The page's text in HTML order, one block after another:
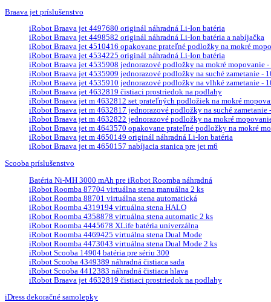
Braava jet príslušenstvo
iRobot Braava jet 4497680 originál náhradná Li-Ion batéria
iRobot Braava jet 4498582 originál náhradná Li-Ion batéria a nabíjačka
iRobot Braava jet 4510416 opakovane prateľné podložky na mokré
iRobot Braava jet 4534225 originál náhradná Li-Ion batéria
iRobot Braava jet 4535908 jednorazové podložky na mokré mopovanie
iRobot Braava jet 4535909 jednorazové podložky na suché zametanie -
iRobot Braava jet 4535910 jednorazové podložky na vlhké zametanie -
iRobot Braava jet 4632819 čistiaci prostriedok na podlahy
iRobot Braava jet m 4632812 set prateľných podložiek na mokré
iRobot Braava jet m 4632817 jednorazové podložky na suché zametanie
iRobot Braava jet m 4632822 jednorazové podložky na mokré
iRobot Braava jet m 4643570 opakovane prateľné podložky na mokré
iRobot Braava jet m 4650149 originál náhradná Li-Ion batéria
iRobot Braava jet m 4650157 nabíjacia stanica pre jet m6
Scooba príslušenstvo
Batéria Ni-MH 3000 mAh pre iRobot Roomba náhradná
iRobot Roomba 87704 virtuálna stena manuálna 2 ks
iRobot Roomba 88701 virtuálna stena automatická
iRobot Roomba 4319194 virtuálna stena HALO
iRobot Roomba 4358878 virtuálna stena automatic 2 ks
iRobot Roomba 4445678 XLife batéria univerzálna
iRobot Roomba 4469425 virtuálna stena Dual Mode
iRobot Roomba 4473043 virtuálna stena Dual Mode 2 ks
iRobot Scooba 14904 batéria pre sériu 300
iRobot Scooba 4349389 náhradná čistiaca sada
iRobot Scooba 4412383 náhradná čistiaca hlava
iRobot Braava jet 4632819 čistiaci prostriedok na podlahy
iDress dekoračné samolepky